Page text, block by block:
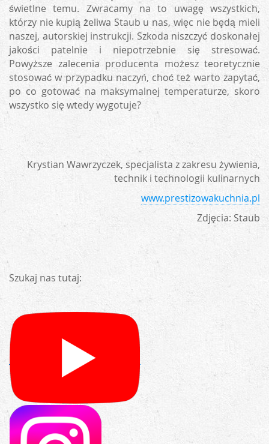
świetlne temu. Zwracamy na to uwagę wszystkich,
którzy nie kupią żeliwa Staub u nas, więc nie będą mieli
naszej, autorskiej instrukcji. Szkoda niszczyć doskonałej
jakości patelnie i niepotrzebnie się stresować.
Powyższe zalecenia producenta możesz teoretycznie
stosować w przypadku naczyń, choć też warto zapytać,
po co gotować na maksymalnej temperaturze, skoro
wszystko się wtedy wygotuje?
Krystian Wawrzyczek, specjalista z zakresu żywienia,
technik i technologii kulinarnych
www.prestizowakuchnia.pl
Zdjęcia: Staub
Szukaj nas tutaj: